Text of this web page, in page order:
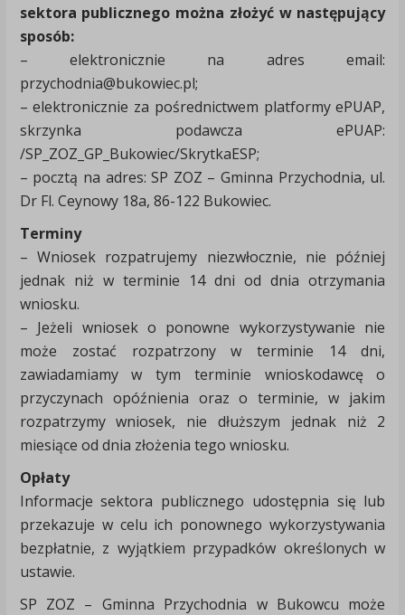
sektora publicznego można złożyć w następujący
sposób:
– elektronicznie na adres email:
przychodnia@bukowiec.pl;
– elektronicznie za pośrednictwem platformy ePUAP,
skrzynka podawcza ePUAP:
/SP_ZOZ_GP_Bukowiec/SkrytkaESP;
– pocztą na adres: SP ZOZ – Gminna Przychodnia, ul.
Dr Fl. Ceynowy 18a, 86-122 Bukowiec.
Terminy
– Wniosek rozpatrujemy niezwłocznie, nie później
jednak niż w terminie 14 dni od dnia otrzymania
wniosku.
– Jeżeli wniosek o ponowne wykorzystywanie nie
może zostać rozpatrzony w terminie 14 dni,
zawiadamiamy w tym terminie wnioskodawcę o
przyczynach opóźnienia oraz o terminie, w jakim
rozpatrzymy wniosek, nie dłuższym jednak niż 2
miesiące od dnia złożenia tego wniosku.
Opłaty
Informacje sektora publicznego udostępnia się lub
przekazuje w celu ich ponownego wykorzystywania
bezpłatnie, z wyjątkiem przypadków określonych w
ustawie.
SP ZOZ – Gminna Przychodnia w Bukowcu może